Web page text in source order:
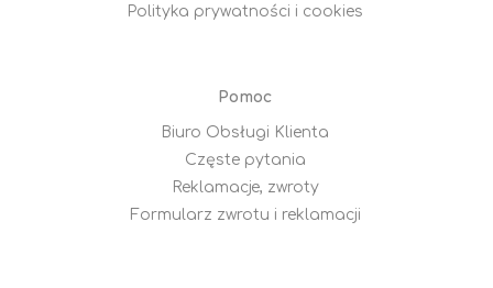
Polityka prywatności i cookies
Pomoc
Biuro Obsługi Klienta
Częste pytania
Reklamacje, zwroty
Formularz zwrotu i reklamacji